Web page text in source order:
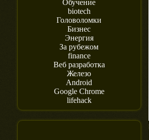
Обучение
biotech
Головоломки
Бизнес
Энергия
За рубежом
finance
Веб разработка
Железо
Android
Google Chrome
lifehack